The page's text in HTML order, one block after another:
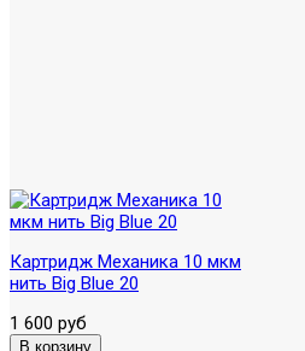
Картридж Механика 10 мкм
нить Вig Blue 20
1 600 руб